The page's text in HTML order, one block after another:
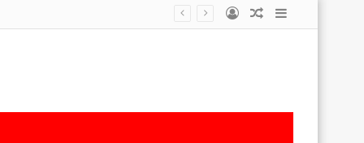
Sidebar
Random
Log